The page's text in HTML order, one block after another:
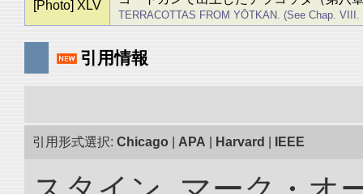
[Photo] XLV
TERRACOTTAS FROM YŌTKAN. (See Chap. VIII.
引用情報
引用形式選択: Chicago APA Harvard IEEE